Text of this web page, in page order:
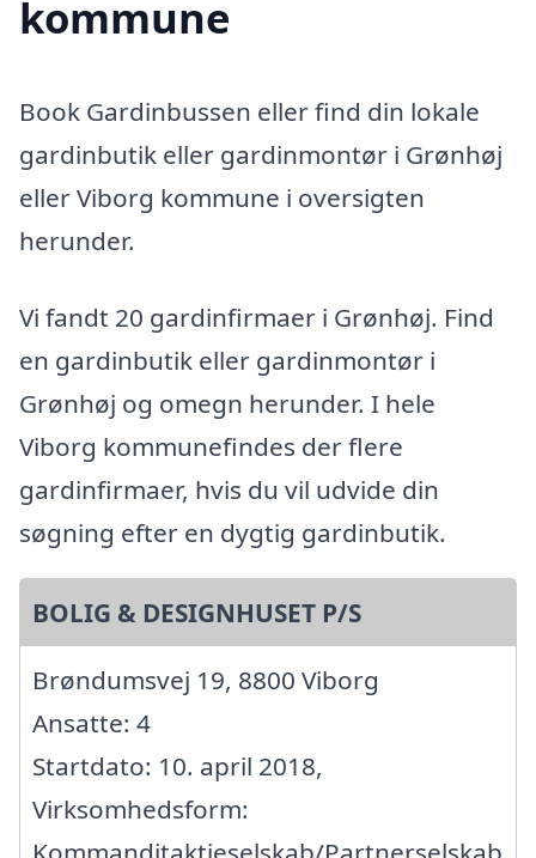
kommune
Book Gardinbussen eller find din lokale
gardinbutik eller gardinmontør i Grønhøj
eller Viborg kommune i oversigten
herunder.
Vi fandt 20 gardinfirmaer i Grønhøj. Find
en gardinbutik eller gardinmontør i
Grønhøj og omegn herunder. I hele
Viborg kommunefindes der flere
gardinfirmaer, hvis du vil udvide din
søgning efter en dygtig gardinbutik.
BOLIG & DESIGNHUSET P/S
Brøndumsvej 19, 8800 Viborg
Ansatte: 4
Startdato: 10. april 2018,
Virksomhedsform: